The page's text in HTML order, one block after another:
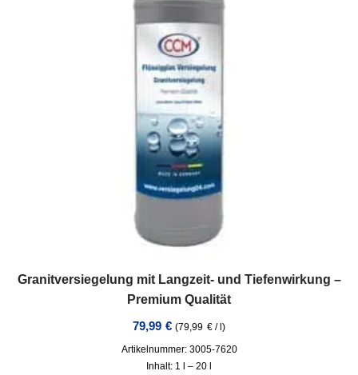
Granitversiegelung mit Langzeit- und Tiefenwirkung –
Premium Qualität
79,99 € (79,99 € /l)
Artikelnummer: 3005-7620
Inhalt: 1
– 20